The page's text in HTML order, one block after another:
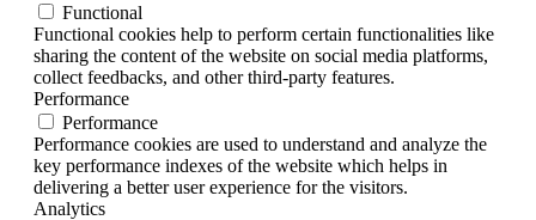
Functional
Functional cookies help to perform certain functionalities like
sharing the content of the website on social media platforms,
collect feedbacks, and other third-party features.
Performance
Performance
Performance cookies are used to understand and analyze the
key performance indexes of the website which helps in
delivering a better user experience for the visitors.
Analytics